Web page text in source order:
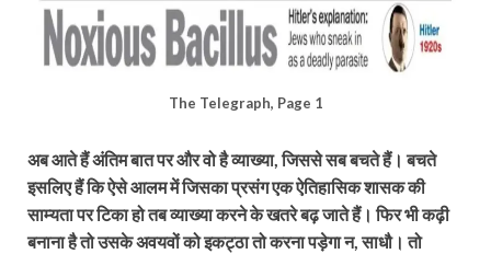
The Telegraph, Page 1
अब आते हैं अंतिम बात पर और वो है व्याख्या, जिससे सब बचते हैं। बचते
इसलिए हैं कि ऐसे आलम में जिसका प्रसंग एक ऐतिहासिक शासक की
साम्यता पर टिका हो तब व्याख्या करने के खतरे बढ़ जाते हैं। फिर भी कढ़ी
बनाना है तो उसके अवयवों को इकट्ठा तो करना पड़ेगा न, साधौ। तो